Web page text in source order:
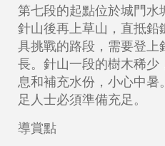
第七段的起點位於城門
針山後再上草山，直抵
具挑戰的路段，需要登
長。針山一段的樹木稀
息和補充水份，小心中
足人士必須準備充足。
導賞點